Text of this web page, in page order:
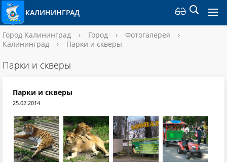
КАЛИНИНГРАД
Город Калининград › Город › Фотогалерея
›
Калининград
› Парки и скверы
Парки и скверы
Парки и скверы
25.02.2014